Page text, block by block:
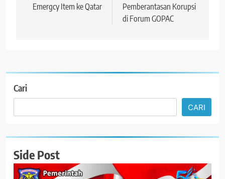
Emergcy Item ke Qatar
Pemberantasan Korupsi
di Forum GOPAC
Cari
CARI
Side Post